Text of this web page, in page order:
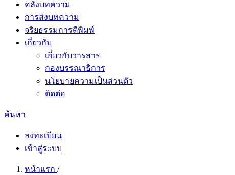
คลังบทความ
การส่งบทความ
จริยธรรมการตีพิมพ์
เกี่ยวกับ
เกี่ยวกับวารสาร
กองบรรณาธิการ
นโยบายความเป็นส่วนตัว
ติดต่อ
ค้นหา
ลงทะเบียน
เข้าสู่ระบบ
หน้าแรก /